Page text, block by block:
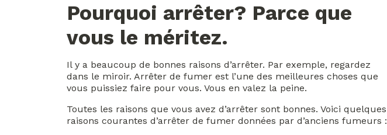
Pourquoi arrêter? Parce que
vous le méritez.
Il y a beaucoup de bonnes raisons d’arrêter. Par exemple, regardez
dans le miroir. Arrêter de fumer est l’une des meilleures choses que
vous puissiez faire pour vous. Vous en valez la peine.
Toutes les raisons que vous avez d’arrêter sont bonnes. Voici quelques
raisons courantes d’arrêter de fumer données par d’anciens fumeurs :